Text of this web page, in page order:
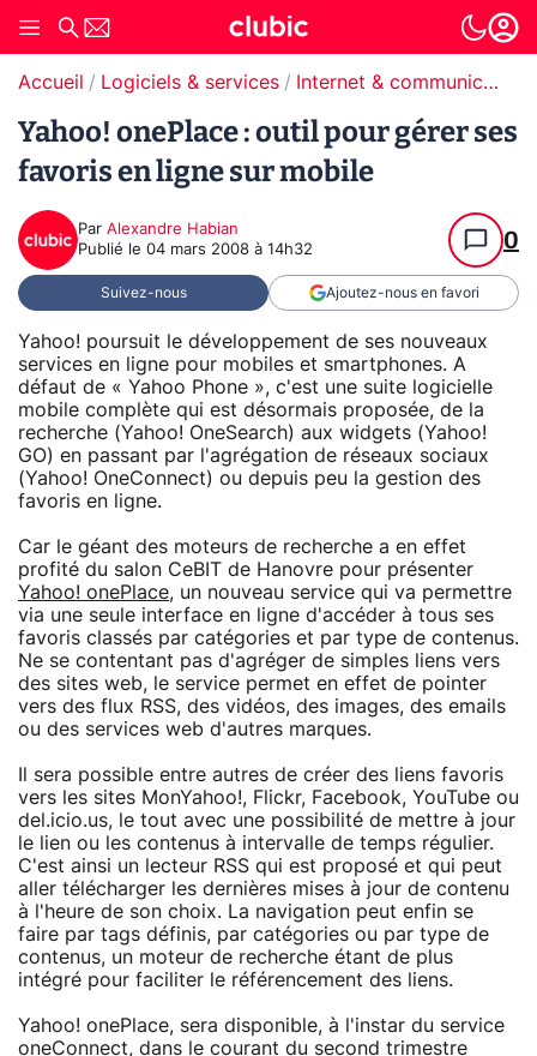
Accueil Logiciels & services Internet & communication
Yahoo! onePlace : outil pour gérer ses
favoris en ligne sur mobile
Par Alexandre Habian
Publié le 04 mars 2008 à 14h32 0
Suivez-nous Ajoutez-nous en favori
Yahoo! poursuit le développement de ses nouveaux
services en ligne pour mobiles et smartphones. A
défaut de « Yahoo Phone », c'est une suite logicielle
mobile complète qui est désormais proposée, de la
recherche (Yahoo! OneSearch) aux widgets (Yahoo!
GO) en passant par l'agrégation de réseaux sociaux
(Yahoo! OneConnect) ou depuis peu la gestion des
favoris en ligne.
Car le géant des moteurs de recherche a en effet
profité du salon CeBIT de Hanovre pour présenter
Yahoo! onePlace, un nouveau service qui va permettre
via une seule interface en ligne d'accéder à tous ses
favoris classés par catégories et par type de contenus.
Ne se contentant pas d'agréger de simples liens vers
des sites web, le service permet en effet de pointer
vers des flux RSS, des vidéos, des images, des emails
ou des services web d'autres marques.
Il sera possible entre autres de créer des liens favoris
vers les sites MonYahoo!, Flickr, Facebook, YouTube ou
del.icio.us, le tout avec une possibilité de mettre à jour
le lien ou les contenus à intervalle de temps régulier.
C'est ainsi un lecteur RSS qui est proposé et qui peut
aller télécharger les dernières mises à jour de contenu
à l'heure de son choix. La navigation peut enfin se
faire par tags définis, par catégories ou par type de
contenus, un moteur de recherche étant de plus
intégré pour faciliter le référencement des liens.
Yahoo! onePlace, sera disponible, à l'instar du service
oneConnect, dans le courant du second trimestre